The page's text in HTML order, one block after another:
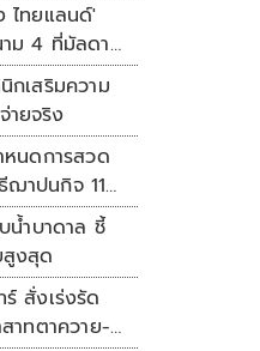
ไทยแลนด์'
าม 4 ที่มัลดาลิ
กเสริมความ
ายจริง
หนดการสวด
าปนกิจ 11
น้ำบาดาล ชี้
สูงสุด
สั่งเร่งรัด
าทตาควาย-